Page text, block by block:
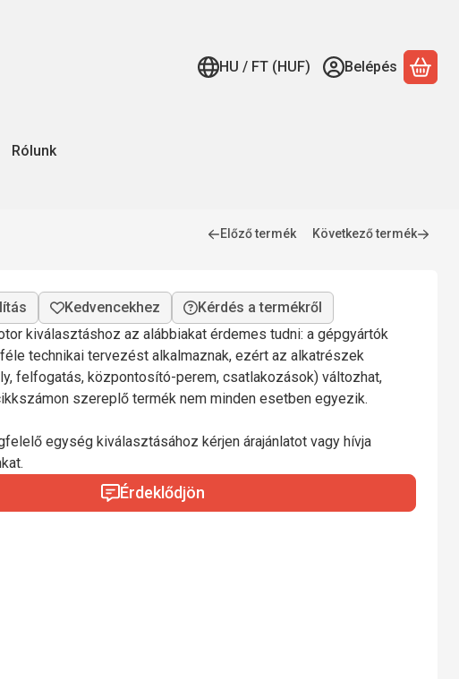
HU / FT (HUF) Belépés A
Rólunk
Előző termék Következő termék
Kérdés a termékről
kiválasztáshoz az alábbiakat érdemes tudni: a gépgyártók
technikai tervezést alkalmaznak, ezért az alkatrészek
felfogatás, központosító-perem, csatlakozások) változhat,
szereplő termék nem minden esetben egyezik.
egység kiválasztásához kérjen árajánlatot vagy hívja
Érdeklődjön